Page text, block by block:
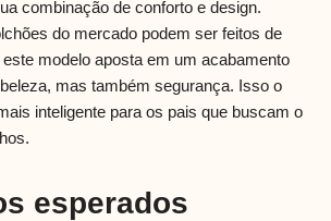
combinação de conforto e design.
do mercado podem ser feitos de
modelo aposta em um acabamento
mas também segurança. Isso o
inteligente para os pais que buscam o
esperados